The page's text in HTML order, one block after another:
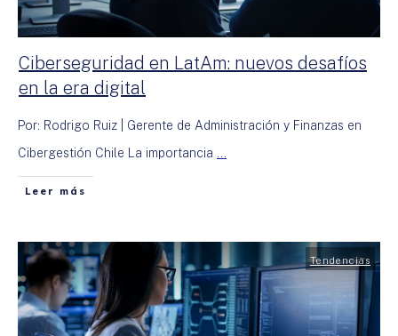
Ciberseguridad en LatAm: nuevos desafíos
en la era digital
Por: Rodrigo Ruiz | Gerente de Administración y Finanzas en
Cibergestión Chile La importancia ...
Leer más
Tendencias